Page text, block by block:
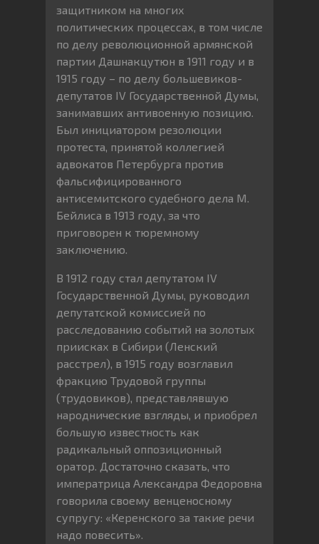
защитником на многих
политических процессах, в том числе
по делу революционной армянской
партии Дашнакцутюн в 1911 году и в
1915 году – по делу большевиков-
депутатов IV Государственной Думы,
занимавших антивоенную позицию.
Был инициатором резолюции
протеста, принятой коллегией
адвокатов Петербурга против
фальсифицированного
антисемитского судебного дела М.
Бейлиса в 1913 году, за что
приговорен к тюремному
заключению.
В 1912 году стал депутатом IV
Государственной Думы, руководил
депутатской комиссией по
расследованию событий на золотых
приисках в Сибири (Ленский
расстрел), в 1915 году возглавил
фракцию Трудовой группы
(трудовиков), представлявшую
народнические взгляды, и приобрел
большую известность как
радикальный оппозиционный
оратор. Достаточно сказать, что
императрица Александра Федоровна
говорила своему венценосному
супругу: «Керенского за такие речи
надо повесить».